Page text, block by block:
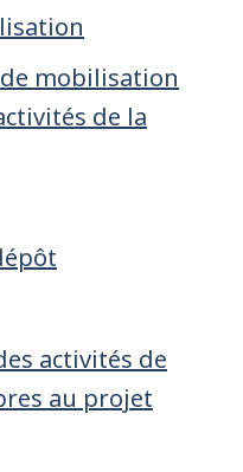
mobilisation
de la
activités de
au projet